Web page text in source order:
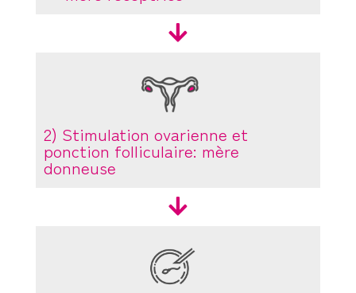

2) Stimulation ovarienne et
ponction folliculaire: mère
donneuse
